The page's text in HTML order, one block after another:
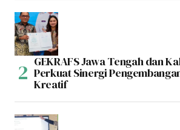
GEKRAFS Jawa Tengah dan
Perkuat Sinergi
Kreatif